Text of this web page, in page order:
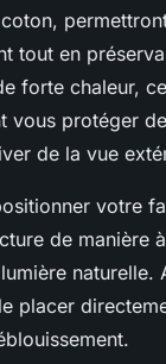
tout en
forte chaleur,
vous protéger
de la vue
votre
de manière
naturelle.
placer